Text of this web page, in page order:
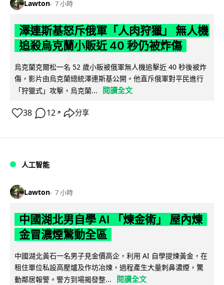
Lawton 7 小時
澤連斯基怒斥俄軍「人肉狩獵」 無人機
追殺烏克蘭小販近 40 秒仍被炸傷
烏克蘭克爾松一名 52 歲小販被俄軍無人機追擊近 40 秒後被炸
傷，影片由烏克蘭總統澤連斯基公開。他直斥俄軍對平民進行
「狩獵式」攻擊，烏克蘭...
閱讀全文
38 12 ↗ 分享
人工智能
Lawton 7 小時
中國湖北男自學 AI 「煉金術」 屋內煉
金冒濃煙驚動全區
中國湖北黃石一名男子見金價高企，利用 AI 自學提煉黃金，在
租住單位私設高壓爐及作坊冶煉，過程產生大量刺鼻濃煙，驚
動鄰居報警。警方到場揭發整...
閱讀全文